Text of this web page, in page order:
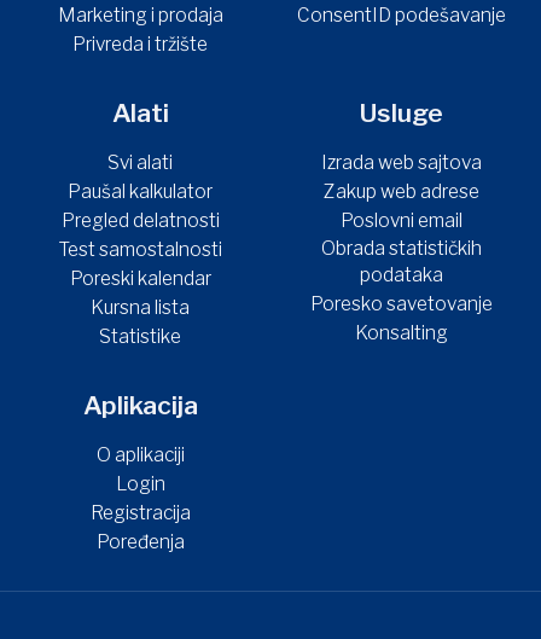
Marketing i prodaja
Privreda i tržište
ConsentID podešavanje
Alati
Svi alati
Paušal kalkulator
Pregled delatnosti
Test samostalnosti
Poreski kalendar
Kursna lista
Statistike
Usluge
Izrada web sajtova
Zakup web adrese
Poslovni email
Obrada statističkih
podataka
Poresko savetovanje
Konsalting
Aplikacija
O aplikaciji
Login
Registracija
Poređenja